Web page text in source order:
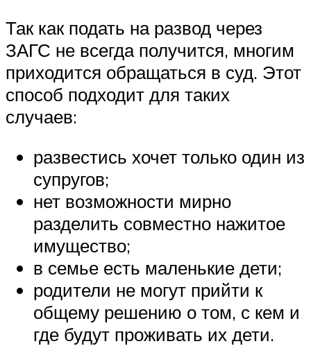
Так как подать на развод через
ЗАГС не всегда получится, многим
приходится обращаться в суд. Этот
способ подходит для таких
случаев:
развестись хочет только один из
супругов;
нет возможности мирно
разделить совместно нажитое
имущество;
в семье есть маленькие дети;
родители не могут прийти к
общему решению о том, с кем и
где будут проживать их дети.